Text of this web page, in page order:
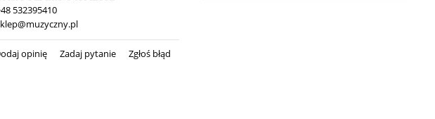
532395410
opinię Zadaj pytanie Zgłoś błąd